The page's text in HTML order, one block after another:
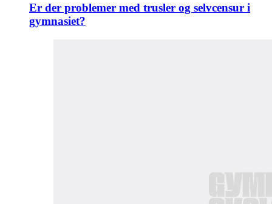
Er der problemer med trusler og selvcensur i
gymnasiet?